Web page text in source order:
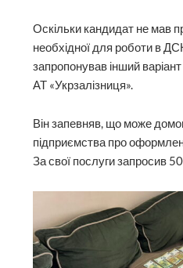
Оскільки кандидат не мав
необхідної для роботи в
запропонував інший
АТ «Укрзалізниця».
Він запевняв, що може
підприємства про
За свої послуги запросив